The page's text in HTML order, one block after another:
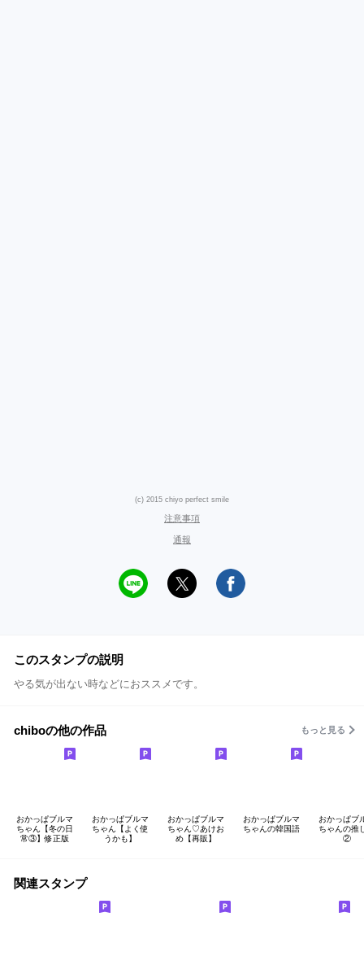
(c) 2015 chiyo perfect smile
注意事項
通報
このスタンプの説明
やる気が出ない時などにおススメです。
chiboの他の作品 もっと見る
おかっぱブルマ
ちゃん【冬の日
常③】修正版
おかっぱブルマ
ちゃん【よく使
うかも】
おかっぱブルマ
ちゃん♡あけお
め【再販】
おかっぱブルマ
ちゃんの韓国語
おかっぱブ
ちゃんの推
②
関連スタンプ